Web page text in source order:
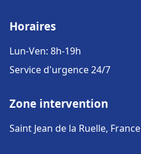
Horaires
Lun-Ven: 8h-19h
Service d'urgence 24/7
Zone intervention
Saint Jean de la Ruelle, France